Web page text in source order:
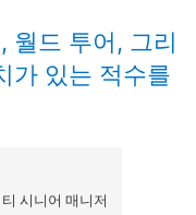
월드 투어, 그리
가 있는 적수를
시니어 매니저